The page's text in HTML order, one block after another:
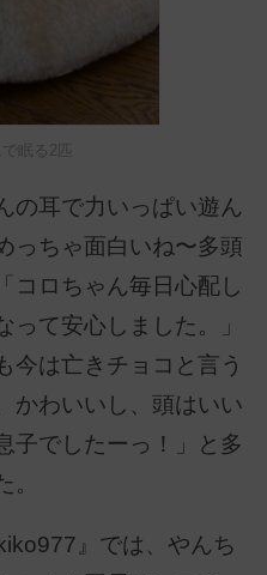
眠る2匹
の耳で力いっぱい遊ん
っちゃ面白いね〜多頭
コロちゃん毎日心配し
て安心しました。」
今は亡きチョコと言う
かわいいし、頭はいい
子でしたーっ！」と多
。
』では、やんち